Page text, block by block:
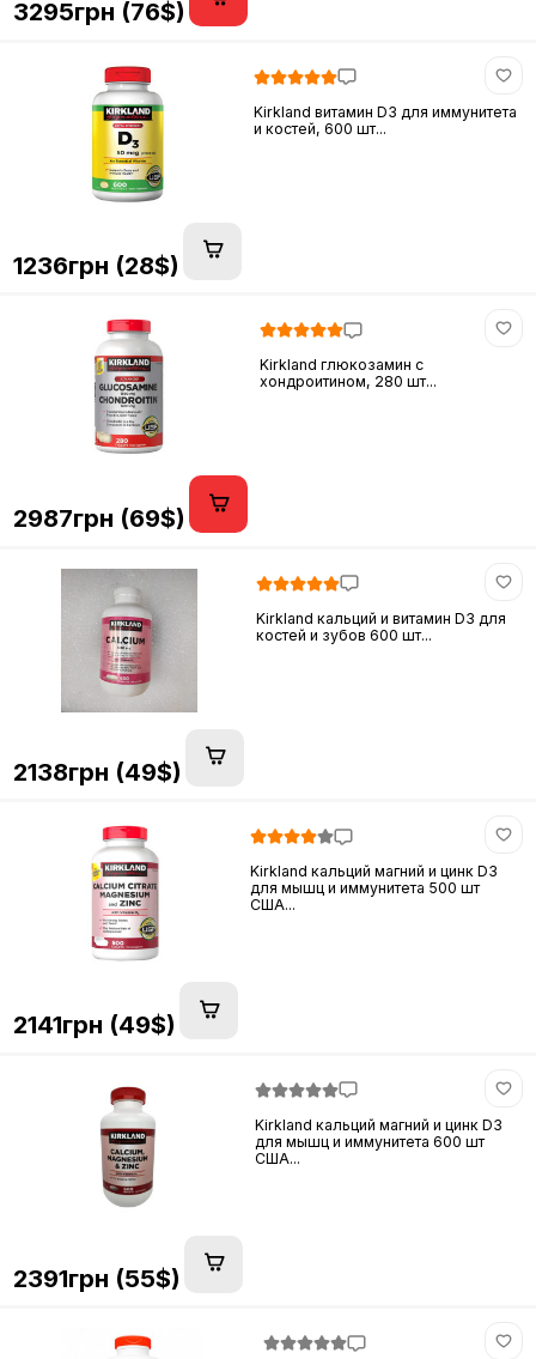
3295грн (76$)
Kirkland витамин D3 для иммунитета
и костей, 600 шт...
1236грн (28$)
Kirkland глюкозамин c
хондроитином, 280 шт...
2987грн (69$)
Kirkland кальций и витамин D3 для
костей и зубов 600 шт...
2138грн (49$)
Kirkland кальций магний и цинк D3
для мышц и иммунитета 500 шт
США...
2141грн (49$)
Kirkland кальций магний и цинк D3
для мышц и иммунитета 600 шт
США...
2391грн (55$)